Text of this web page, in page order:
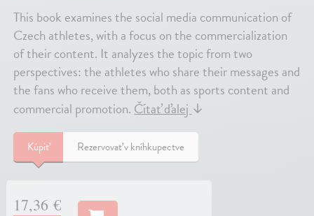
This book examines the social media communication of
Czech athletes, with a focus on the commercialization
of their content. It analyzes the topic from two
perspectives: the athletes who share their messages and
the fans who receive them, both as sports content and
commercial promotion.Čítať ďalej↓
Kúpiť Rezervovať v kníhkupectve
17,36 €